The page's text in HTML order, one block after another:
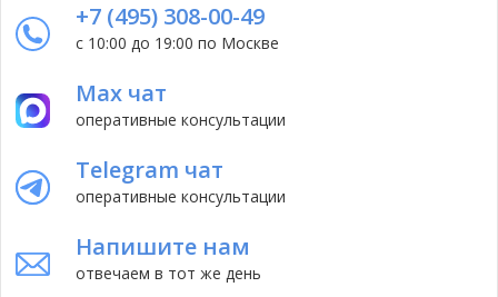
+7 (495) 308-00-49
с 10:00 до 19:00 по Москве
Max чат
оперативные консультации
Telegram чат
оперативные консультации
Напишите нам
отвечаем в тот же день